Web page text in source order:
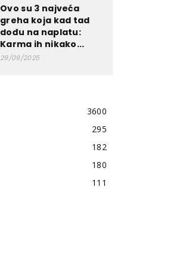
Ovo su 3 najveća
greha koja kad tad
dođu na naplatu:
Karma ih nikako...
29/09/2025
3600
295
182
180
111